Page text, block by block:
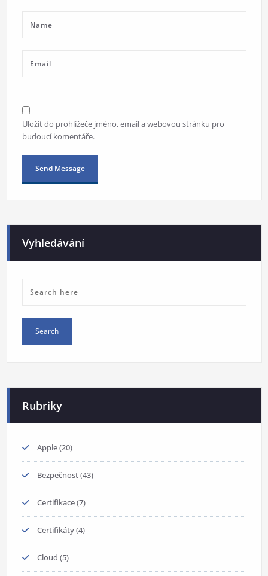
Uložit do prohlížeče jméno, email a webovou stránku pro
budoucí komentáře.
Vyhledávání
Rubriky
Apple(20)
Bezpečnost(43)
Certifikace(7)
Certifikáty(4)
Cloud (5)